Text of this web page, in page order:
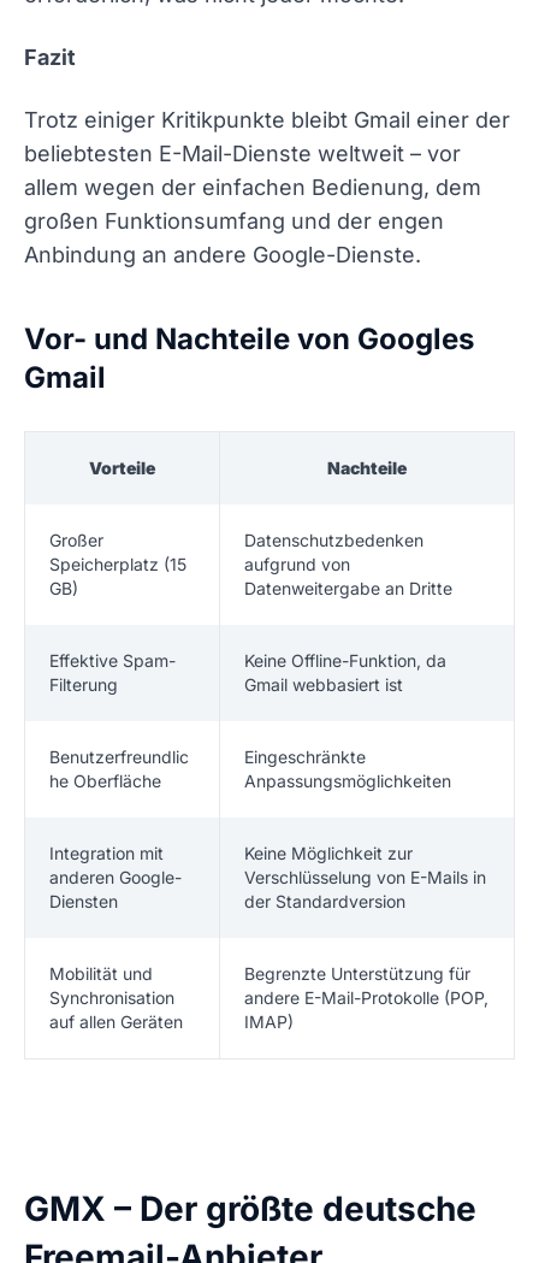
Fazit
Trotz einiger Kritikpunkte bleibt Gmail einer der
beliebtesten E-Mail-Dienste weltweit – vor
allem wegen der einfachen Bedienung, dem
großen Funktionsumfang und der engen
Anbindung an andere Google-Dienste.
Vor- und Nachteile von Googles
Gmail
Vorteile Nachteile
Großer
Speicherplatz (15
GB)
Datenschutzbedenken
aufgrund von
Datenweitergabe an Dritte
Effektive Spam-
Filterung
Keine Offline-Funktion, da
Gmail webbasiert ist
Benutzerfreundlic
he Oberfläche
Eingeschränkte
Anpassungsmöglichkeiten
Integration mit
anderen Google-
Diensten
Keine Möglichkeit zur
Verschlüsselung von E-Mails in
der Standardversion
Mobilität und
Synchronisation
auf allen Geräten
Begrenzte Unterstützung für
andere E-Mail-Protokolle (POP,
IMAP)
GMX – Der größte deutsche